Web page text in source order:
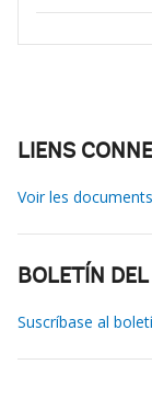
LIENS
Voir les
BOLETÍN
Suscríbase al